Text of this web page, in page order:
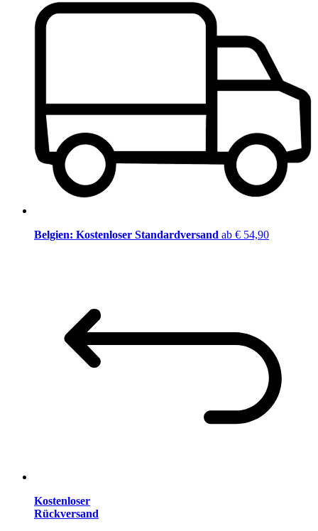
Belgien: Kostenloser Standardversand ab € 54,90
Kostenloser
Rückversand